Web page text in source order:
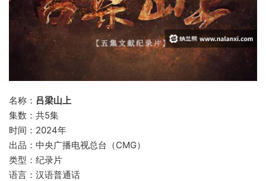
名称： 吕梁山上
集数：共5集
时间：2024年
出品：中央广播电视总台（CMG）
类型：纪录片
语言：汉语普通话